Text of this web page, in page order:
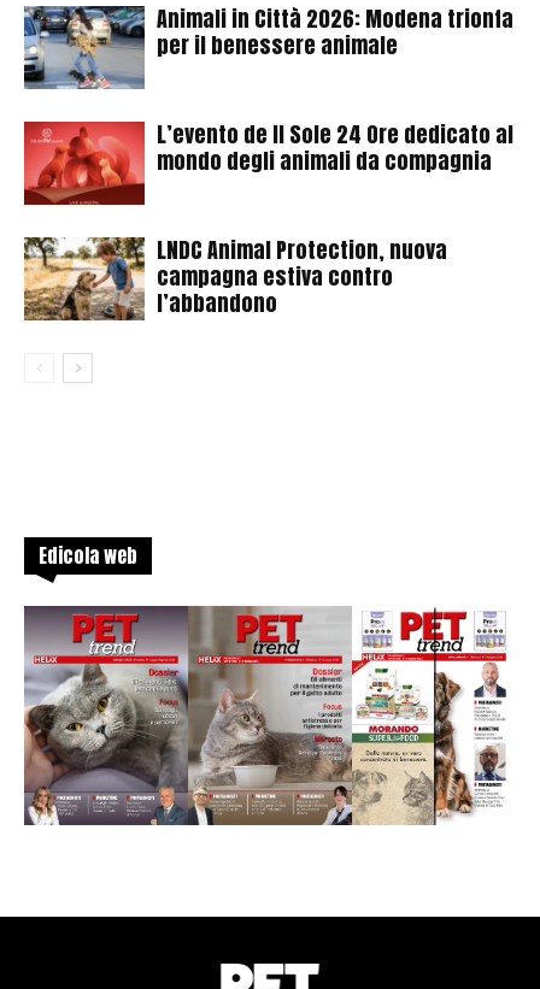
Animali in Città 2026: Modena trionfa
per il benessere animale
L’evento de Il Sole 24 Ore dedicato al
mondo degli animali da compagnia
LNDC Animal Protection, nuova
campagna estiva contro
l’abbandono
Edicola web